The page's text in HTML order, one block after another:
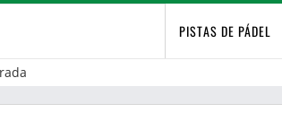
PISTAS DE PÁDEL